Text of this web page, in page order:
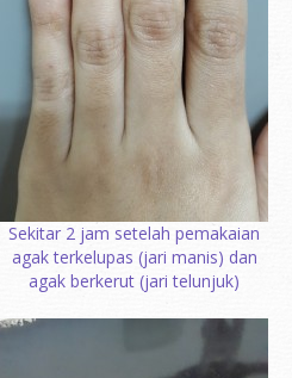
Sekitar 2 jam setelah pemakaian
agak terkelupas (jari manis) dan
agak berkerut (jari telunjuk)